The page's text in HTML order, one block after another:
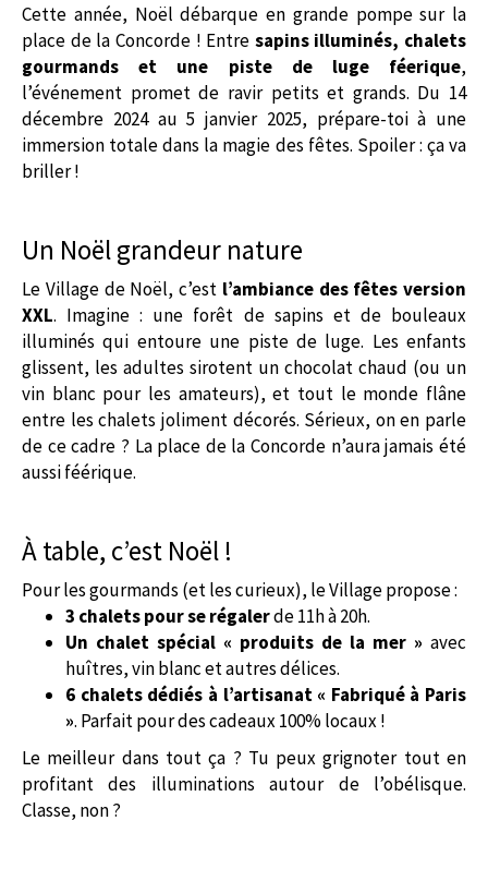
Cette année, Noël débarque en grande pompe sur la
place de la Concorde ! Entre sapins illuminés, chalets
gourmands et une piste de luge féerique,
l’événement promet de ravir petits et grands. Du 14
décembre 2024 au 5 janvier 2025, prépare-toi à une
immersion totale dans la magie des fêtes. Spoiler : ça va
briller !
Un Noël grandeur nature
Le Village de Noël, c’est l’ambiance des fêtes version
XXL. Imagine : une forêt de sapins et de bouleaux
illuminés qui entoure une piste de luge. Les enfants
glissent, les adultes sirotent un chocolat chaud (ou un
vin blanc pour les amateurs), et tout le monde flâne
entre les chalets joliment décorés. Sérieux, on en parle
de ce cadre ? La place de la Concorde n’aura jamais été
aussi féérique.
À table, c’est Noël !
Pour les gourmands (et les curieux), le Village propose :
3 chalets pour se régalerde 11h à 20h.
Un chalet spécial « produits de la mer » avec
huîtres, vin blanc et autres délices.
6 chalets dédiés à l’artisanat « Fabriqué à Paris
». Parfait pour des cadeaux 100% locaux !
Le meilleur dans tout ça ? Tu peux grignoter tout en
profitant des illuminations autour de l’obélisque.
Classe, non ?